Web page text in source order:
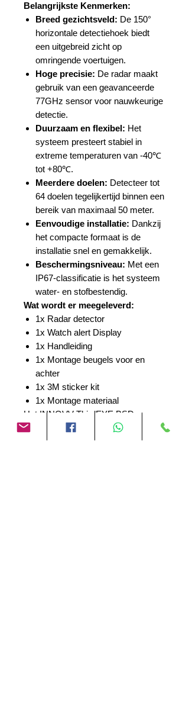
Belangrijkste Kenmerken:
Breed gezichtsveld: De 150°
horizontale detectiehoek biedt
een uitgebreid zicht op
omringende voertuigen.
Hoge precisie: De radar maakt
gebruik van een geavanceerde
77GHz sensor voor nauwkeurige
detectie.
Duurzaam en flexibel: Het
systeem presteert stabiel in
extreme temperaturen van -40℃
tot +80℃.
Meerdere doelen: Detecteer tot
64 doelen tegelijkertijd binnen een
bereik van maximaal 50 meter.
Eenvoudige installatie: Dankzij
het compacte formaat is de
installatie snel en gemakkelijk.
Beschermingsniveau: Met een
IP67-classificatie is het systeem
water- en stofbestendig.
Wat wordt er meegeleverd:
1x Radar detector
1x Watch alert Display
1x Handleiding
1x Montage beugels voor en
achter
1x 3M sticker kit
1x Montage materiaal
Het INNOVV ThirdEYE BSD
Systeem maakt gebruik van een 77-
79GHz radarsensor om dynamische